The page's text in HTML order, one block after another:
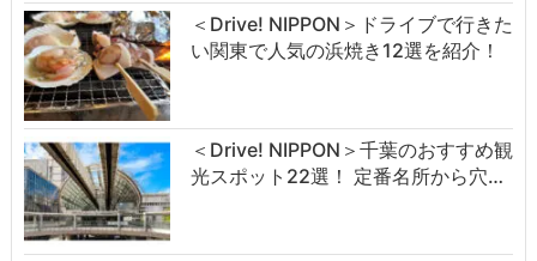
＜Drive! NIPPON＞ドライブで行きた
い関東で人気の浜焼き12選を紹介！
＜Drive! NIPPON＞千葉のおすすめ観
光スポット22選！ 定番名所から穴…